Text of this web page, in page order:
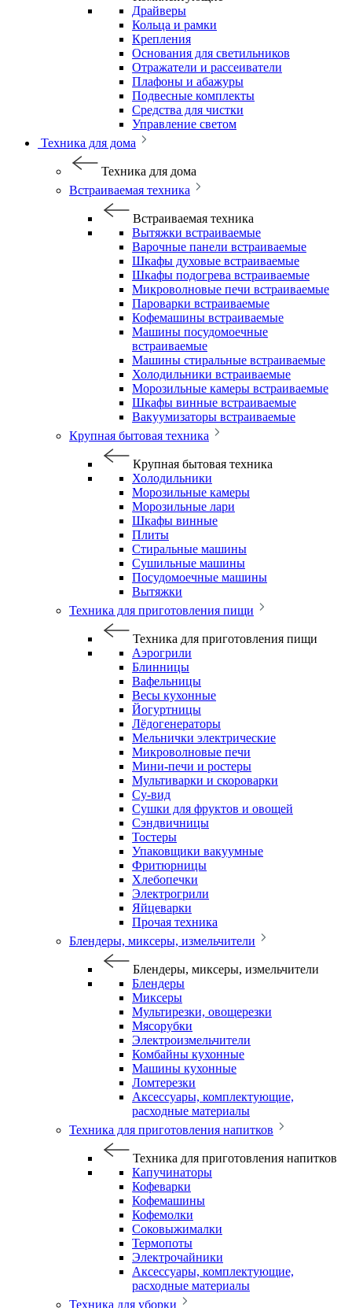
Драйверы
Кольца и рамки
Крепления
Основания для светильников
Отражатели и рассеиватели
Плафоны и абажуры
Подвесные комплекты
Средства для чистки
Управление светом
Техника для дома
Техника для дома
Встраиваемая техника
Встраиваемая техника
Вытяжки встраиваемые
Варочные панели встраиваемые
Шкафы духовые встраиваемые
Шкафы подогрева встраиваемые
Микроволновые печи встраиваемые
Пароварки встраиваемые
Кофемашины встраиваемые
Машины посудомоечные
встраиваемые
Машины стиральные встраиваемые
Холодильники встраиваемые
Морозильные камеры встраиваемые
Шкафы винные встраиваемые
Вакуумизаторы встраиваемые
Крупная бытовая техника
Крупная бытовая техника
Холодильники
Морозильные камеры
Морозильные лари
Шкафы винные
Плиты
Стиральные машины
Сушильные машины
Посудомоечные машины
Вытяжки
Техника для приготовления пищи
Техника для приготовления пищи
Аэрогрили
Блинницы
Вафельницы
Весы кухонные
Йогуртницы
Лёдогенераторы
Мельнички электрические
Микроволновые печи
Мини-печи и ростеры
Мультиварки и скороварки
Су-вид
Сушки для фруктов и овощей
Сэндвичницы
Тостеры
Упаковщики вакуумные
Фритюрницы
Хлебопечки
Электрогрили
Яйцеварки
Прочая техника
Блендеры, миксеры, измельчители
Блендеры, миксеры, измельчители
Блендеры
Миксеры
Мультирезки, овощерезки
Мясорубки
Электроизмельчители
Комбайны кухонные
Машины кухонные
Ломтерезки
Аксессуары, комплектующие,
расходные материалы
Техника для приготовления напитков
Техника для приготовления напитков
Капучинаторы
Кофеварки
Кофемашины
Кофемолки
Соковыжималки
Термопоты
Электрочайники
Аксессуары, комплектующие,
расходные материалы
Техника для уборки